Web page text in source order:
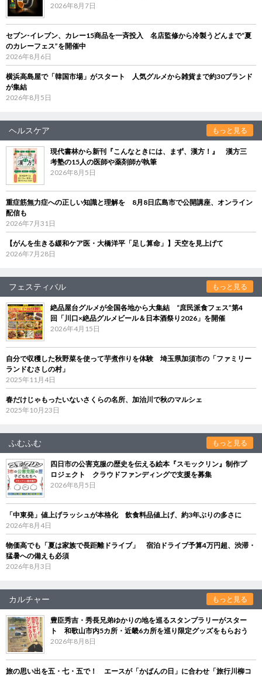
2026年8月7日
セブン‐イレブン、カレー15商品を一斉投入 名店監修から冷製うどんまで“夏
のカレーフェス”を開催中
2026年8月6日
横浜高島屋で「韓国市場」がスタート 人気グルメから雑貨まで約30ブランド
が集結
2026年8月5日
ヘルスケア もっと見る
現代書林から新刊『こんなときには、まず、漢方！』 漢方三
考塾の15人の医師や薬剤師が執筆
2026年8月5日
重症筋無力症への正しい知識と理解を 8月8日広島市で公開講座、オンライン
配信も
2026年7月31日
【がんを生きる緩和ケア医・大橋洋平「足し算命」】天空を見上げて
2026年7月28日
フェスティバル もっと見る
絶品屋台グルメが全国各地から大集結 “庶民派食フェス”第4
回「川口×絶品グルメビール＆日本酒祭り2026」を開催
2026年4月15日
自分で収穫した秋野菜を使って芋煮作りを体験 埼玉県加須市の「ファミリー
ランドむさしの村」
2025年11月4日
春だけじゃもったいないさくらの名所、加治川で秋のマルシェ
2025年10月23日
ふむふむ もっと見る
四日市の公害克服の歴史を伝える絵本『スモックリン』制作プ
ロジェクト クラウドファンディングで支援を募集
2026年8月5日
「中東発」値上げラッシュが本格化 飲食料品値上げ、約3年ぶりの多さに
2026年8月4日
物価高でも「夏は家族で長距離ドライブ」 宿泊ドライブ予算4万円超、渋滞・
猛暑への備えも必須
2026年8月3日
カルチャー もっと見る
豊臣秀吉・秀長兄弟ゆかりの地を巡るスタンプラリーがスター
ト 和歌山市内5カ所・近畿6カ所を巡り限定グッズをもらおう
2026年8月8日
旅の思い出を五・七・五で！ エースが「かばんの日」に合わせ「旅行川柳コ